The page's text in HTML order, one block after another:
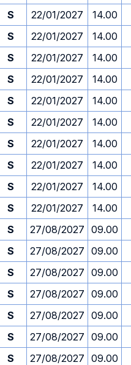
S 22/01/2027 14.00
S 22/01/2027 14.00
S 22/01/2027 14.00
S 22/01/2027 14.00
S 22/01/2027 14.00
S 22/01/2027 14.00
S 22/01/2027 14.00
S 22/01/2027 14.00
S 22/01/2027 14.00
S 22/01/2027 14.00
S 27/08/2027 09.00
S 27/08/2027 09.00
S 27/08/2027 09.00
S 27/08/2027 09.00
S 27/08/2027 09.00
S 27/08/2027 09.00
S 27/08/2027 09.00